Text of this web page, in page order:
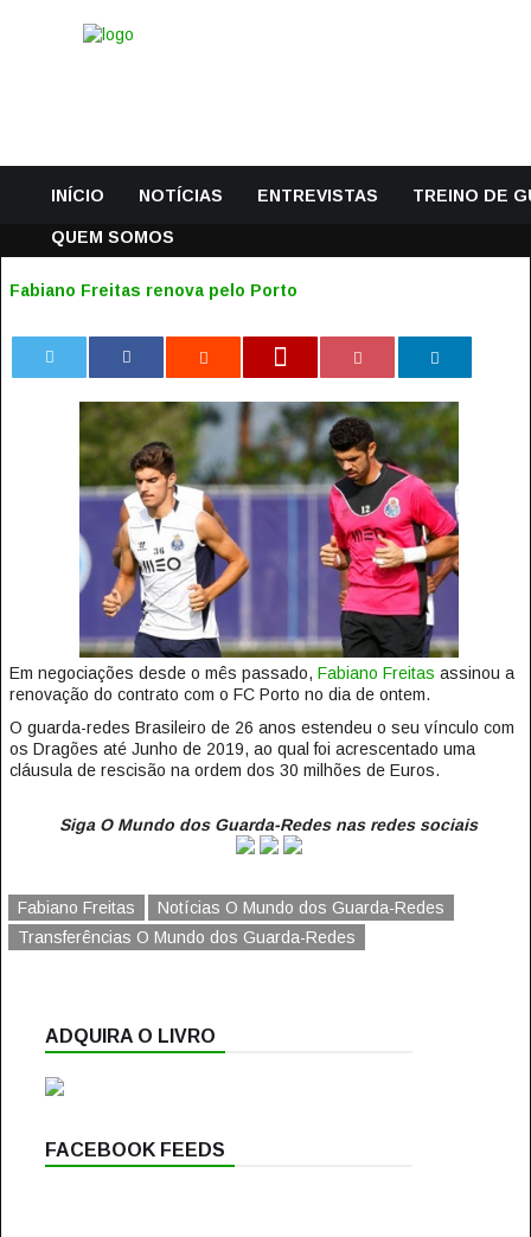
INÍCIO NOTÍCIAS ENTREVISTAS TREINO DE
QUEM SOMOS
Fabiano Freitas renova pelo Porto
0
Em negociações desde o mês passado, Fabiano Freitas assinou a
renovação do contrato com o FC Porto no dia de ontem.
O guarda-redes Brasileiro de 26 anos estendeu o seu vínculo com
os Dragões até Junho de 2019, ao qual foi acrescentado uma
cláusula de rescisão na ordem dos 30 milhões de Euros.
Siga O Mundo dos Guarda-Redes nas redes sociais
Fabiano Freitas
Notícias O Mundo dos Guarda-Redes
Transferências O Mundo dos Guarda-Redes
ADQUIRA O LIVRO
FACEBOOK FEEDS